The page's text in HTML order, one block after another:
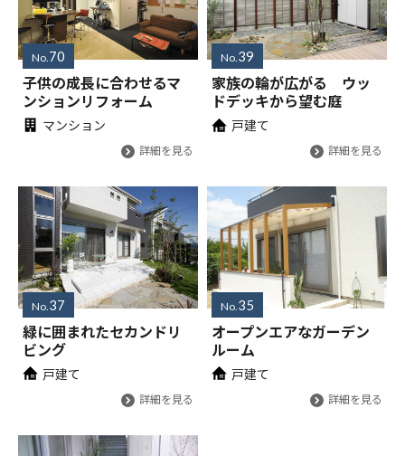
No.70
子供の成長に合わせるマ
ンションリフォーム
マンション
詳細を見る
No.39
家族の輪が広がる ウッ
ドデッキから望む庭
戸建て
詳細を見る
No. 37
緑に囲まれたセカンドリ
ビング
戸建て
詳細を見る
No. 35
オープンエアなガーデン
ルーム
戸建て
詳細を見る